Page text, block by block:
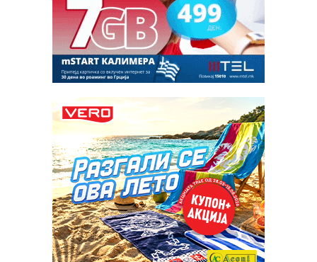
живот во светот да го сообразиме со Христовите
заповеди – порачува меѓу другото поглаварот на
МПЦ-ОА во Божикното послание.